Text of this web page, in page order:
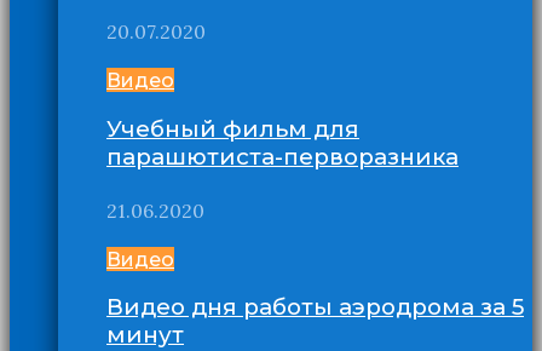
20.07.2020
Видео
Учебный фильм для
парашютиста-перворазника
21.06.2020
Видео
Видео дня работы аэродрома за 5
минут